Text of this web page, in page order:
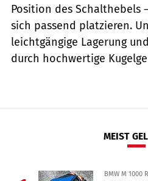
Position des Schalthebels
sich passend platzieren.
leichtgängige Lagerung
durch hochwertige
MEIST
BMW M 1000